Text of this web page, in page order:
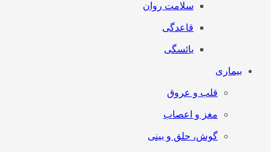
سلامت روان
قاعدگی
یائسگی
بیماری
قلب و عروق
مغز و اعصاب
گوش، حلق و بینی